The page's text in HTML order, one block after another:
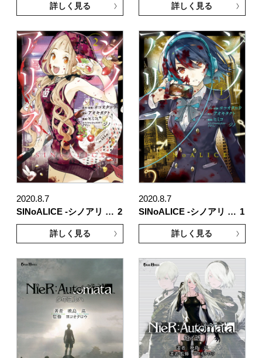
詳しく見る 詳しく見る
2020.8.7
SINoALICE -シノアリ … 2
詳しく見る
2020.8.7
SINoALICE -シノアリ … 1
詳しく見る